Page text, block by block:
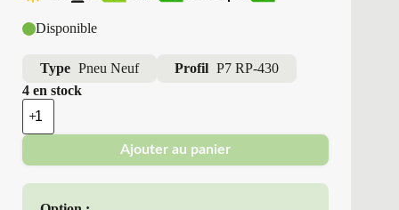
Disponible
Type Pneu Neuf Profil P7 RP-430
4 en stock
quantité
de
Platin
-
Pneus
Ajouter au panier